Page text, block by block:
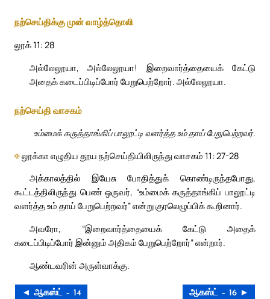
நற்செய்திக்கு முன் வாழ்த்தொலி
லூக் 11: 28
அல்லேலூயா, அல்லேலூயா! இறைவார்த்தையைக் கேட்டு
அதைக் கடைப்பிடிப்போர் பேறுபெற்றோர். அல்லேலூயா.
நற்செய்தி வாசகம்
உம்மைக் கருத்தாங்கிப் பாலூட்டி வளர்த்த உம் தாய் பேறுபெற்றவர்.
✠லூக்கா எழுதிய தூய நற்செய்தியிலிருந்து வாசகம் 11: 27-28
அக்காலத்தில் இயேசு போதித்துக் கொண்டிருந்தபோது,
கூட்டத்திலிருந்து பெண் ஒருவர், “உம்மைக் கருத்தாங்கிப் பாலூட்டி
வளர்த்த உம் தாய் பேறுபெற்றவர்” என்று குரலெழுப்பிக் கூறினார்.
அவரோ, “இறைவார்த்தையைக் கேட்டு அதைக்
கடைப்பிடிப்போர் இன்னும் அதிகம் பேறுபெற்றோர்” என்றார்.
ஆண்டவரின் அருள்வாக்கு.
◄ ஆகஸ்ட் – 14 ஆகஸ்ட் – 16 ►